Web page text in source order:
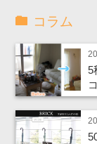
コラム
5